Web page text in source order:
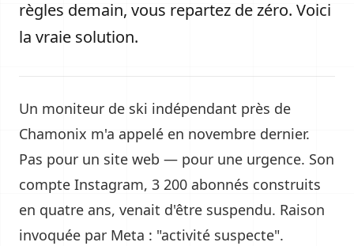
règles demain, vous repartez de zéro. Voici
la vraie solution.
Un moniteur de ski indépendant près de
Chamonix m'a appelé en novembre dernier.
Pas pour un site web — pour une urgence. Son
compte Instagram, 3 200 abonnés construits
en quatre ans, venait d'être suspendu. Raison
invoquée par Meta : "activité suspecte".